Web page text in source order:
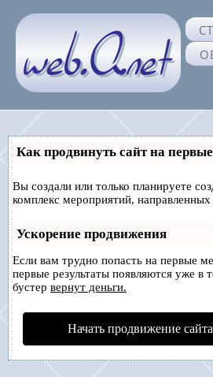
Как продвинуть сайт на
Вы создали или только планируете
комплекс мероприятий,
Ускорение продвижения
Если вам трудно попасть на первые
первые результаты появляются уже в
бустер вернут деньги.
Начать продвижение сайта